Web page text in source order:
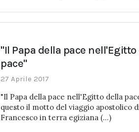
"Il Papa della pace nell'Egitto
pace"
27 Aprile 2017
"Il Papa della pace nell'Egitto della
questo il motto del viaggio apostolico
Francesco in terra egiziana (...)